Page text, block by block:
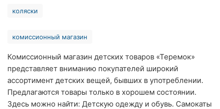
Хмельницкий
Ровно
Одесса
Киев
Харьков
коляски
комиссионный магазин
Комиссионный магазин детских товаров «Теремок»
представляет вниманию покупателей широкий
ассортимент детских вещей, бывших в употреблении.
Предлагаются товары только в хорошем состоянии.
Здесь можно найти: Детскую одежду и обувь. Самокаты